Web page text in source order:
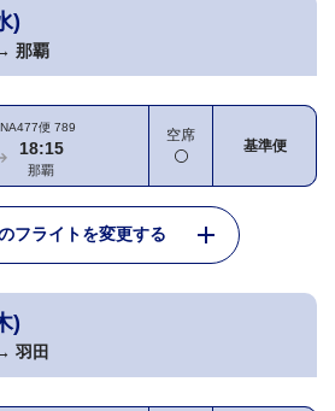
)
那覇
便 789
18:15
那覇
空席
基準便
フライトを変更する
)
羽田